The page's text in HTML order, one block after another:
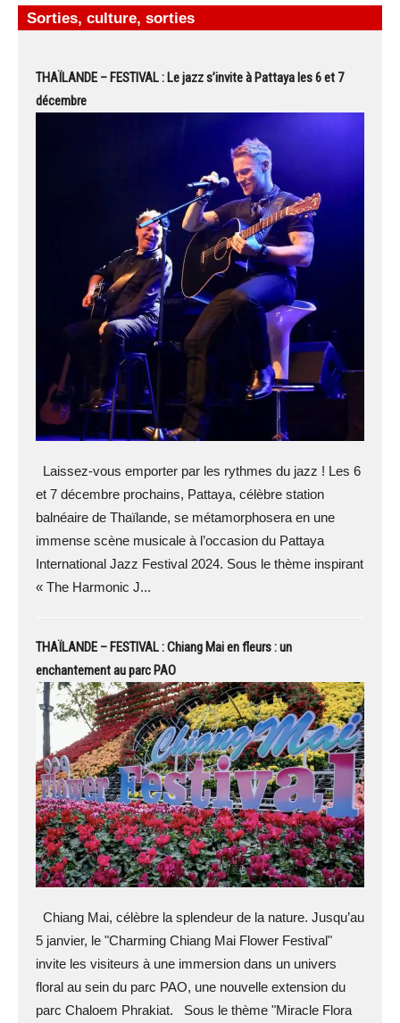
Sorties, culture, sorties
THAÏLANDE – FESTIVAL : Le jazz s’invite à Pattaya les 6 et 7
décembre
Laissez-vous emporter par les rythmes du jazz ! Les 6
et 7 décembre prochains, Pattaya, célèbre station
balnéaire de Thaïlande, se métamorphosera en une
immense scène musicale à l’occasion du Pattaya
International Jazz Festival 2024. Sous le thème inspirant
« The Harmonic J...
THAÏLANDE – FESTIVAL : Chiang Mai en fleurs : un
enchantement au parc PAO
Chiang Mai, célèbre la splendeur de la nature. Jusqu’au
5 janvier, le "Charming Chiang Mai Flower Festival"
invite les visiteurs à une immersion dans un univers
floral au sein du parc PAO, une nouvelle extension du
parc Chaloem Phrakiat. Sous le thème "Miracle Flora